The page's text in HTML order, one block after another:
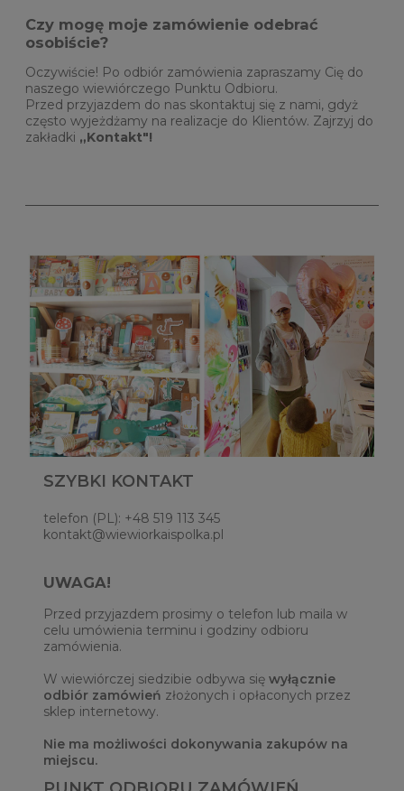
Czy mogę moje zamówienie odebrać
osobiście?
Oczywiście! Po odbiór zamówienia zapraszamy Cię do
naszego wiewiórczego Punktu Odbioru.
Przed przyjazdem do nas skontaktuj się z nami, gdyż
często wyjeżdżamy na realizacje do Klientów. Zajrzyj do
zakładki „Kontakt"!
SZYBKI KONTAKT
telefon (PL): +48 519 113 345
kontakt@wiewiorkaispolka.pl
UWAGA!
Przed przyjazdem prosimy o telefon lub maila w
celu umówienia terminu i godziny odbioru
zamówienia.
W wiewiórczej siedzibie odbywa się wyłącznie
odbiór zamówień złożonych i opłaconych przez
sklep internetowy.
Nie ma możliwości dokonywania zakupów na
miejscu.